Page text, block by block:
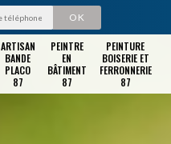
ARTISAN
BANDE
PLACO
87
PEINTRE
EN
BÂTIMENT
87
PEINTURE
BOISERIE ET
FERRONNERIE
87